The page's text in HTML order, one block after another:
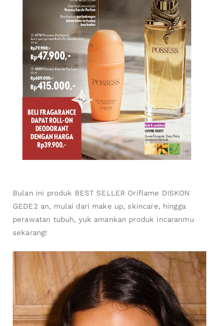
Bulan ini produk BEST SELLER Oriflame DISKON
GEDE2 an, mulai dari make up, skincare, hingga
perawatan tubuh, yuk amankan produk incaranmu
sekarang!